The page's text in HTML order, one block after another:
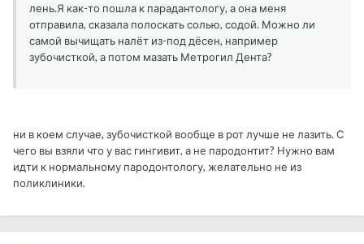
лень.Я как-то пошла к парадантологу, а она меня
отправила, сказала полоскать солью, содой. Можно ли
самой вычищать налёт из-под дёсен, например
зубочисткой, а потом мазать Метрогил Дента?
ни в коем случае, зубочисткой вообще в рот лучше не лазить. С
чего вы взяли что у вас гингивит, а не пародонтит? Нужно вам
идти к нормальному пародонтологу, желательно не из
поликлиники.